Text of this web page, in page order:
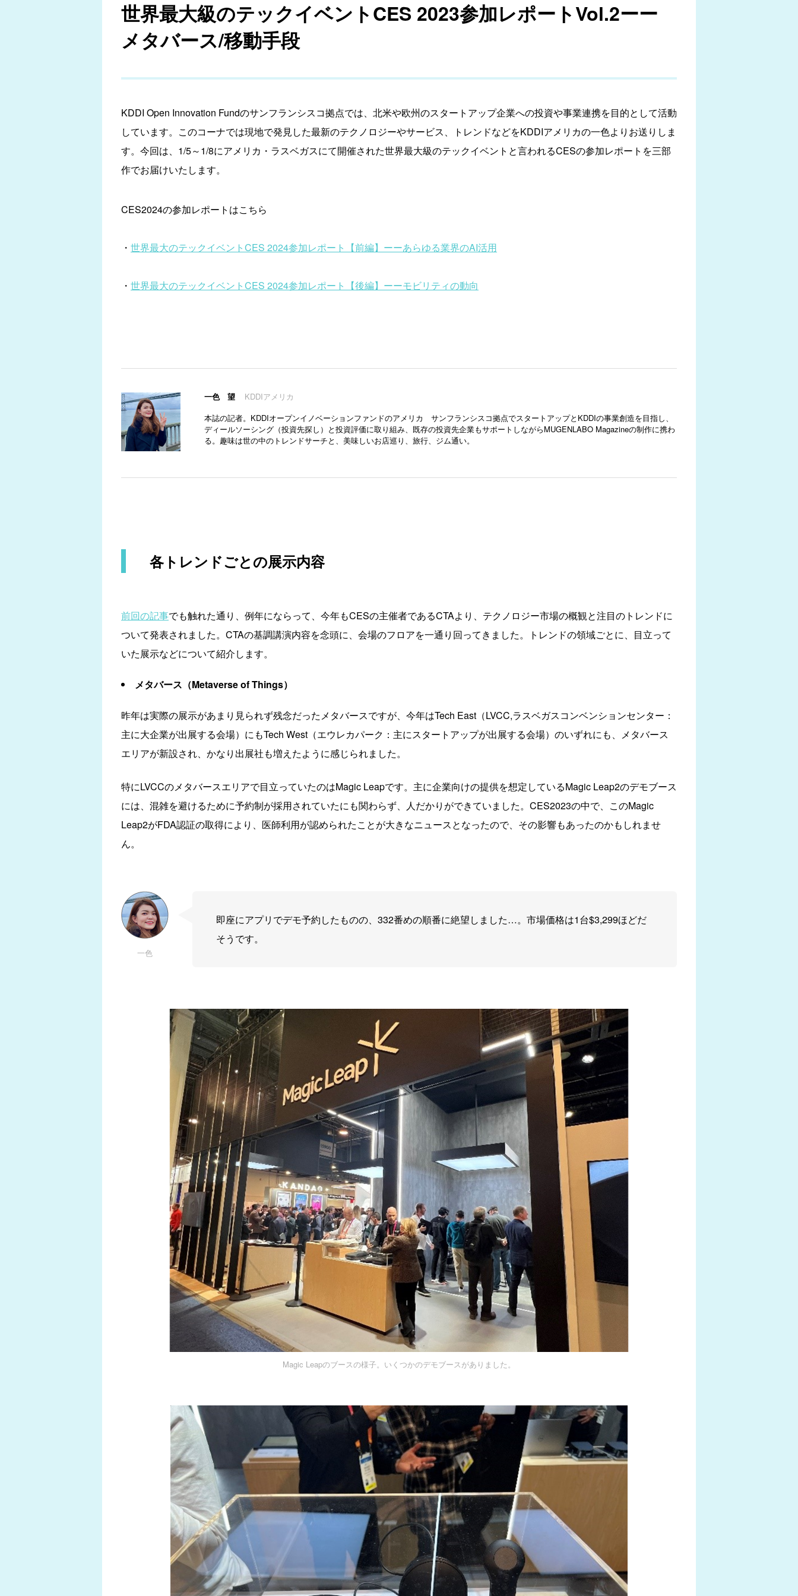
世界最大級のテックイベントCES 2023参加レポートVol.2ーー
メタバース/移動手段
KDDI Open Innovation Fundのサンフランシスコ拠点では、北米や欧州のスタートアップ企業への投資や事業連携を目的として活動
しています。このコーナでは現地で発見した最新のテクノロジーやサービス、トレンドなどをKDDIアメリカの一色よりお送りしま
す。今回は、1/5～1/8にアメリカ・ラスベガスにて開催された世界最大級のテックイベントと言われるCESの参加レポートを三部
作でお届けいたします。
CES2024の参加レポートはこちら
・ 世界最大のテックイベントCES 2024参加レポート【前編】ーーあらゆる業界のAI活用
・ 世界最大のテックイベントCES 2024参加レポート【後編】ーーモビリティの動向
一色 望
KDDIアメリカ
本誌の記者。KDDIオープンイノベーションファンドのアメリカ サンフランシスコ拠点でスタートアップとKDDIの事業創造を目指し、
ディールソーシング（投資先探し）と投資評価に取り組み、既存の投資先企業もサポートしながらMUGENLABO Magazineの制作に携わ
る。趣味は世の中のトレンドサーチと、美味しいお店巡り、旅行、ジム通い。
各トレンドごとの展示内容
前回の記事でも触れた通り、例年にならって、今年もCESの主催者であるCTAより、テクノロジー市場の概観と注目のトレンドに
ついて発表されました。CTAの基調講演内容を念頭に、会場のフロアを一通り回ってきました。トレンドの領域ごとに、目立って
いた展示などについて紹介します。
メタバース（Metaverse of Things）
昨年は実際の展示があまり見られず残念だったメタバースですが、今年はTech East（LVCC,ラスベガスコンベンションセンター：
主に大企業が出展する会場）にもTech West（エウレカパーク：主にスタートアップが出展する会場）のいずれにも、メタバース
エリアが新設され、かなり出展社も増えたように感じられました。
特にLVCCのメタバースエリアで目立っていたのはMagic Leapです。主に企業向けの提供を想定しているMagic Leap2のデモブース
には、混雑を避けるために予約制が採用されていたにも関わらず、人だかりができていました。CES2023の中で、このMagic
Leap2がFDA認証の取得により、医師利用が認められたことが大きなニュースとなったので、その影響もあったのかもしれませ
ん。
一色
即座にアプリでデモ予約したものの、332番めの順番に絶望しました…。市場価格は1台$3,299ほどだ
そうです。
Magic Leapのブースの様子。いくつかのデモブースがありました。